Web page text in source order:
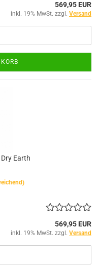
569,95 EUR
inkl. 19% MwSt. zzgl. Versand
Earth
569,95 EUR
inkl. 19% MwSt. zzgl. Versand